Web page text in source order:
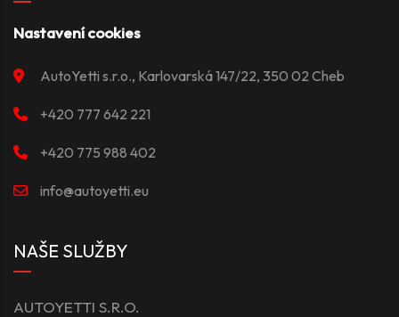
Nastavení cookies
AutoYetti s.r.o., Karlovarská 147/22, 350 02 Cheb
+420 777 642 221
+420 775 988 402
info@autoyetti.eu
NAŠE SLUŽBY
AUTOYETTI S.R.O.